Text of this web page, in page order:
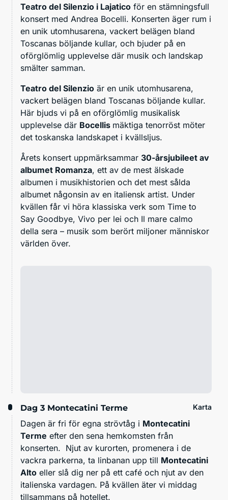
Teatro del Silenzio i Lajatico för en stämningsfull
konsert med Andrea Bocelli. Konserten äger rum i
en unik utomhusarena, vackert belägen bland
Toscanas böljande kullar, och bjuder på en
oförglömlig upplevelse där musik och landskap
smälter samman.
Teatro del Silenzio är en unik utomhusarena,
vackert belägen bland Toscanas böljande kullar.
Här bjuds vi på en oförglömlig musikalisk
upplevelse där Bocellis mäktiga tenorröst möter
det toskanska landskapet i kvällsljus.
Årets konsert uppmärksammar 30-årsjubileet av
albumet Romanza, ett av de mest älskade
albumen i musikhistorien och det mest sålda
albumet någonsin av en italiensk artist. Under
kvällen får vi höra klassiska verk som Time to
Say Goodbye, Vivo per lei och Il mare calmo
della sera – musik som berört miljoner människor
världen över.
Dag 3 Montecatini Terme Karta
Dagen är fri för egna strövtåg i Montecatini
Terme efter den sena hemkomsten från
konserten. Njut av kurorten, promenera i de
vackra parkerna, ta linbanan upp till Montecatini
Alto eller slå dig ner på ett café och njut av den
italienska vardagen. På kvällen äter vi middag
tillsammans på hotellet.